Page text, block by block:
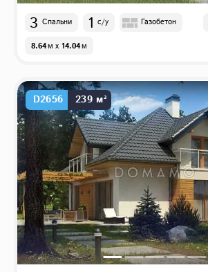
3 Спальни 1 с/у Газобетон
8.64м x 14.04м
D2656 239 м²